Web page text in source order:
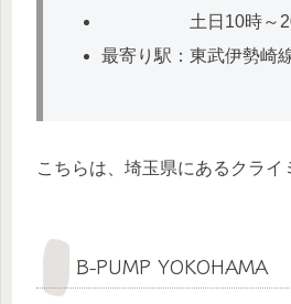
土日10時～
最寄り駅：東武伊勢崎
こちらは、埼玉県にあるクライ
B-PUMP YOKOHAMA